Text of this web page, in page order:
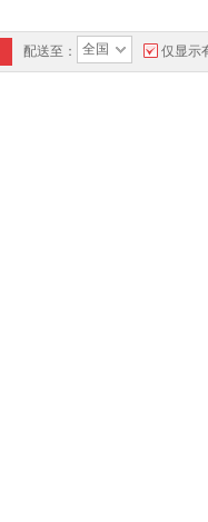
配送至： 全国 仅显示